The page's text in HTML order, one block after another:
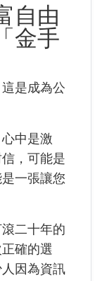
自由
金手
是成為公
中是激
，可能是
一張讓您
二十年的
確的選
因為資訊